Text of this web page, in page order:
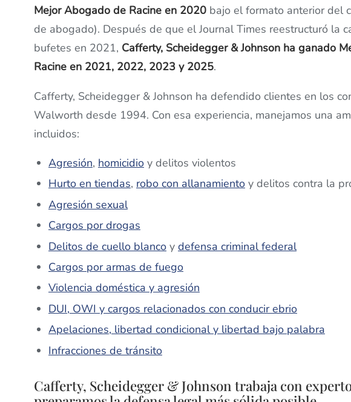
Mejor Abogado de Racine en 2020 bajo el formato anterior del
de abogado). Después de que el Journal Times reestructuró la
bufetes en 2021, Cafferty, Scheidegger & Johnson ha ganado
Racine en 2021, 2022, 2023 y 2025.
Cafferty, Scheidegger & Johnson ha defendido clientes en los
Walworth desde 1994. Con esa experiencia, manejamos una
incluidos:
Agresión, homicidio y delitos violentos
Hurto en tiendas, robo con allanamiento y delitos contra la
Agresión sexual
Cargos por drogas
Delitos de cuello blanco y defensa criminal federal
Cargos por armas de fuego
Violencia doméstica y agresión
DUI, OWI y cargos relacionados con conducir ebrio
Apelaciones, libertad condicional y libertad bajo palabra
Infracciones de tránsito
Cafferty, Scheidegger & Johnson trabaja con